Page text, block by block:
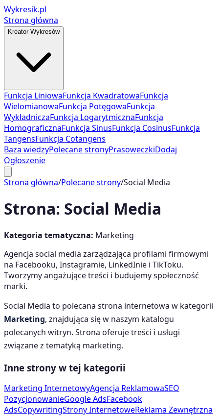
Wykresik.pl
Strona główna
Kreator Wykresów
Funkcja LiniowaFunkcja KwadratowaFunkcja
WielomianowaFunkcja PotęgowaFunkcja
WykładniczaFunkcja LogarytmicznaFunkcja
HomograficznaFunkcja SinusFunkcja CosinusFunkcja
TangensFunkcja Cotangens
Baza wiedzyPolecane stronyPrasoweczkiDodaj
Ogłoszenie
Strona główna/Polecane strony/Social Media
Strona: Social Media
Kategoria tematyczna: Marketing
Agencja social media zarządzająca profilami firmowymi
na Facebooku, Instagramie, LinkedInie i TikToku.
Tworzymy angażujące treści i budujemy społeczność
marki.
Social Media to polecana strona internetowa w kategorii
Marketing, znajdująca się w naszym katalogu
polecanych witryn. Strona oferuje treści i usługi
związane z tematyką marketing.
Inne strony w tej kategorii
Marketing InternetowyAgencja ReklamowaSEO
PozycjonowanieGoogle AdsFacebook
AdsCopywritingStrony InternetoweReklama Zewnętrzna